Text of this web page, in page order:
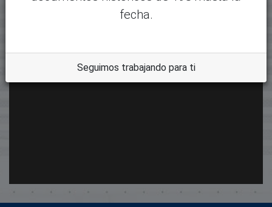
fecha.
Seguimos trabajando para ti